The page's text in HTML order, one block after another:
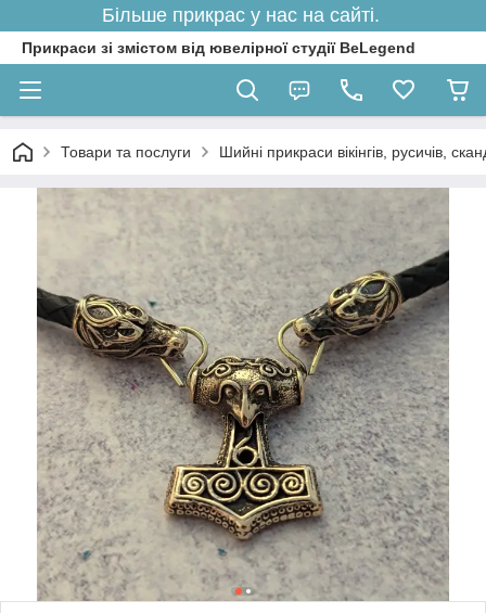
Більше прикрас у нас на сайті.
Прикраси зі змістом від ювелірної студії BeLegend
Товари та послуги Шийні прикраси вікінгів, русичів,